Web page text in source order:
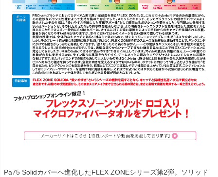
Pa75 Solidカバーへ進化したFLEX ZONEシリーズ第2弾。ソリッド